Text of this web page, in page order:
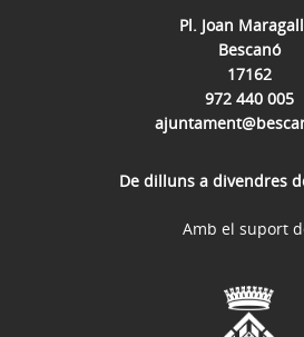
Pl. Joan
Bescanó
17162
972 440 005
De dilluns a divendres
Amb el suport